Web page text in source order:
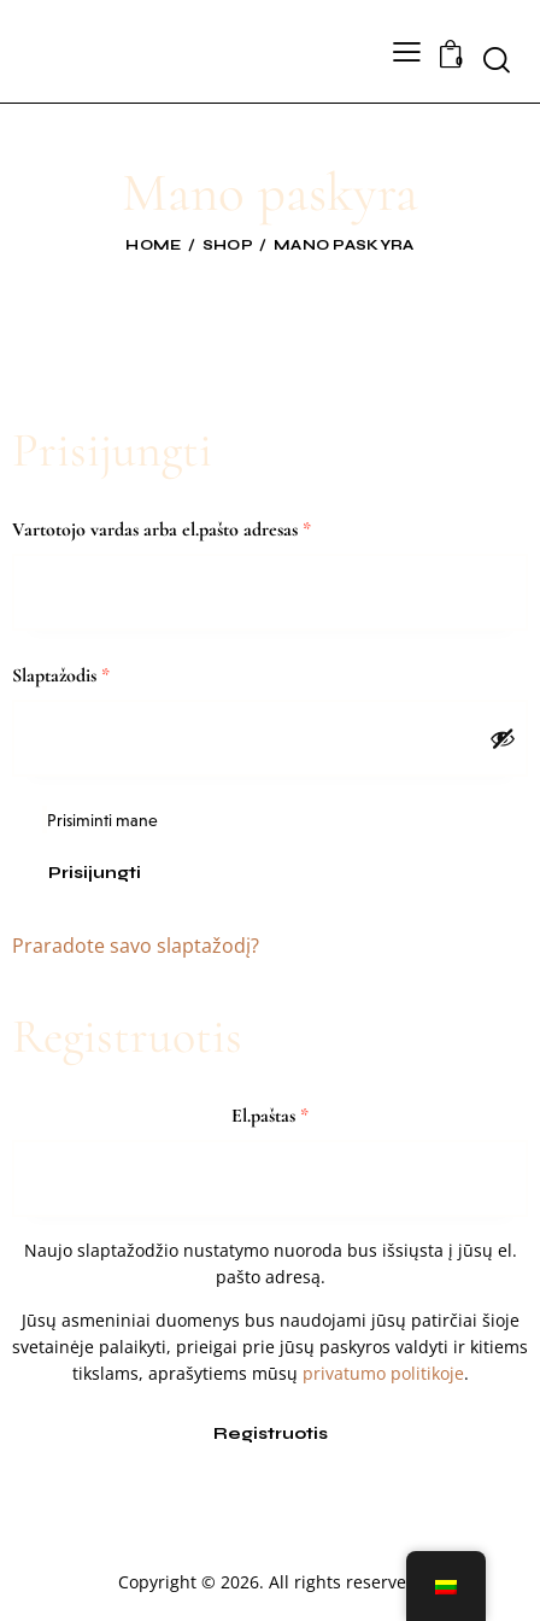
0
Mano paskyra
HOME SHOP MANO PASKYRA
Prisijungti
Vartotojo vardas arba el.pašto adresas *
Slaptažodis *
Prisiminti mane
Prisijungti
Praradote savo slaptažodį?
Registruotis
El.paštas *
Naujo slaptažodžio nustatymo nuoroda bus išsiųsta į jūsų el.
pašto adresą.
Jūsų asmeniniai duomenys bus naudojami jūsų patirčiai šioje
svetainėje palaikyti, prieigai prie jūsų paskyros valdyti ir kitiems
tikslams, aprašytiems mūsų privatumo politikoje.
Registruotis
Copyright © 2026. All rights reserved.